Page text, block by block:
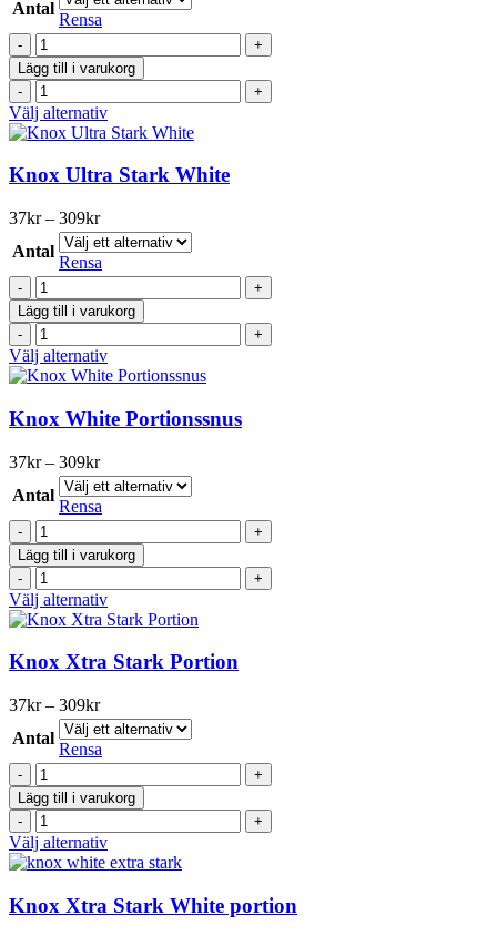
olika
väljas
på
produktsidan
till
309kr
Antal
Rensa
Knox
Stark
White
mängd
Lägg till i varukorg
Knox
Stark
White
Välj alternativDen
här
har
De
olika
väljas
produktsidan
Knox Ultra Stark White
37kr – 309krPrisintervall:
37kr
till
309kr
Antal
Rensa
Knox
Ultra
Stark
White
mängd
Lägg till i varukorg
Knox
Ultra
Stark
mängd
Välj alternativDen
här
har
flera
De
olika
väljas
på
produktsidan
Knox White Portionssnus
37kr – 309krPrisintervall:
37kr
till
309kr
Antal
Rensa
Knox
White
Portionssnus
mängd
Lägg till i varukorg
Knox
White
Portionssnus
Välj alternativDen
här
har
De
olika
väljas
produktsidan
Knox Xtra Stark Portion
37kr – 309krPrisintervall:
37kr
till
309kr
Antal
Rensa
Knox
Xtra
Stark
Portion
mängd
Lägg till i varukorg
Knox
Xtra
Stark
mängd
Välj alternativDen
här
har
flera
Knox Xtra Stark White portion